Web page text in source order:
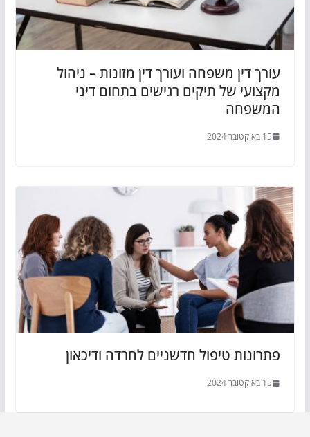
עורך דין משפחה ועורך דין מזונות – ניהול
מקצועי של תיקים רגישים בתחום דיני
המשפחה
15 באוקטובר 2024
פתרונות טיפול חדשניים לחרדה ודיכאון
15 באוקטובר 2024